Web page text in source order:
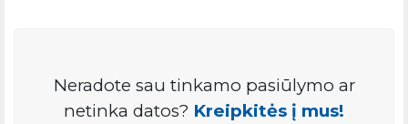
Neradote sau tinkamo pasiūlymo ar
netinka datos? Kreipkitės į mus!